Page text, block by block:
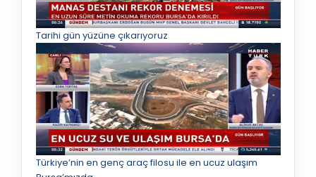
Tarihi gün yüzüne çıkarıyoruz
Türkiye’nin en genç araç filosu ile en ucuz ulaşım